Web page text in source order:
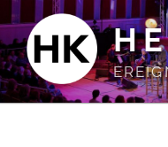
Inhalt
springen